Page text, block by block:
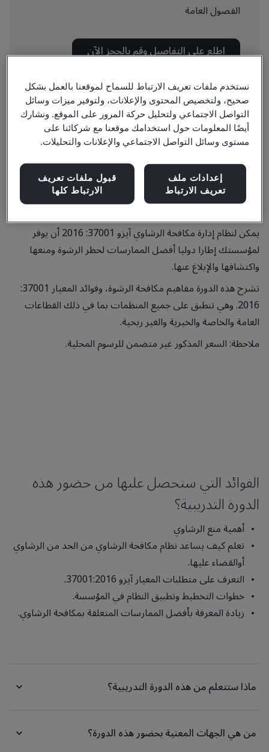
الفصول العامة
اطلع على التفاصيل وقم بالحجز الآن
تقوضالرشوة الديمقراطية وسيادة القانون وتشكل تهديدا خطيرا
الأسواق الحرة بوجه عام.
وبتزايد الرشاوي تصبح السمعة التجارية وتطور المؤسسات
يمكن لنظام إدارة مكافحة الرشاوي آيزو 37001: 2016 أن يوفر
لمؤسستك إطارا دوليا أفضل الممارسات لحظر الرشوة ومنعها
واكتشافها والإبلاغ عنها.
تشرح هذه الدورة مفاهيم مكافحة الرشوة، وفوائد المعيار 37001:
2016. وهي تنطبق على جميع المنظمات بما في ذلك القطاعات
العامة والخاصة والخيرية والغير ربحية.
ملاحظة:السعر المذكور غير متضمن للرسوم المحلية.
الفوائد التي ستحصل عليها من حضور هذه
الدورة التدريبية؟
أهمية منع الرشاوي
تعلم كيف يساعد نظام مكافحة الرشاوي من الحد من الرشاوي
أوالقضاء عليها.
التعرف على متطلبات المعيار آيزو 37001:2016.
خطوات التخطيط وتطبيق النظام في المؤسسة.
زيادة المعرفة بأفضل الممارسات المتعلقة بمكافحة الرشاوي.
ماذا ستتعلم من هذه الدورة التدريبية؟
من هي الجهات المعنية بحضور هذه الدورة؟
نستخدم ملفات تعريف الارتباط للسماح لموقعنا بالعمل بشكل
صحيح، ولتخصيص المحتوى والإعلانات، ولتوفير ميزات وسائل
التواصل الاجتماعي ولتحليل حركة المرور على الموقع. ونشارك
أيضًا المعلومات حول استخدامك موقعنا مع شركائنا على
مستوى وسائل التواصل الاجتماعي والإعلانات والتحليلات.
إعدادات ملف
تعريف الارتباط
قبول ملفات تعريف
الارتباط كلها